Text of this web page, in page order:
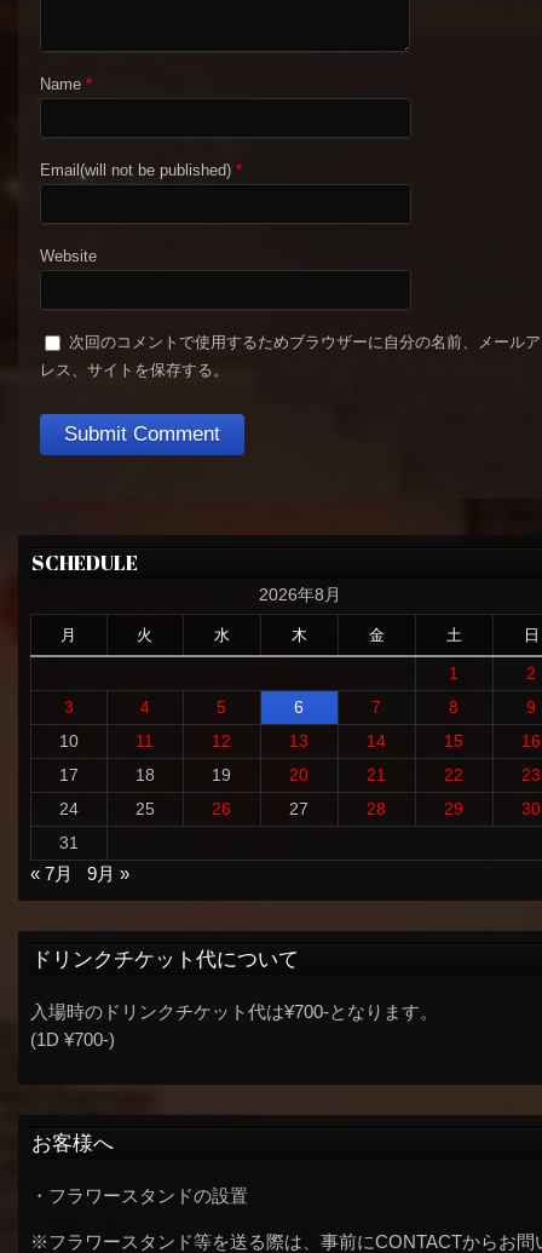
Name *
Email(will not be published) *
Website
次回のコメントで使用するためブラウザーに自分の名前、メール
レス、サイトを保存する。
SCHEDULE
2026年8月
月 火 水 木 金 土 日
1
2
3
4 5 6 7 8
9
10
11 12 13 14 15
16
17
18 19 20 21 22
23
24
25 26 27 28 29
30
31
« 7月
9月 »
ドリンクチケット代について
入場時のドリンクチケット代は¥700-となります。
(1D ¥700-)
お客様へ
・フラワースタンドの設置
※フラワースタンド等を送る際は、事前にCONTACTからお問